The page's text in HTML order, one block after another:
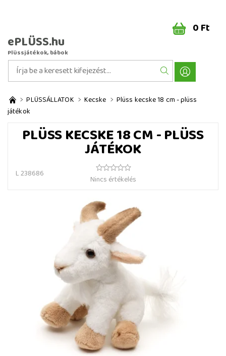
ePLÜSS.hu
Plüssjátékok, bábok
0 Ft
PLÜSSÁLLATOK Kecske
Plüss kecske 18 cm - plüss
játékok
PLÜSS KECSKE 18 CM - PLÜSS
JÁTÉKOK
L 238686
Nincs értékelés